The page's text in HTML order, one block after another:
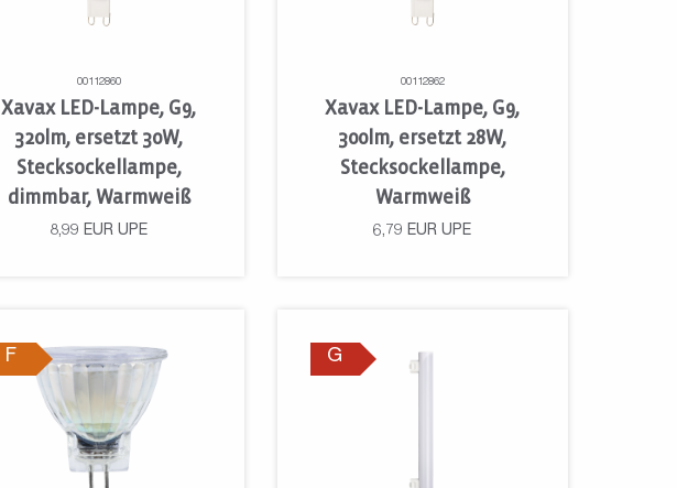
00112860
Xavax LED-Lampe, G9,
320lm, ersetzt 30W,
Stecksockellampe,
dimmbar, Warmweiß
8,99 EUR UPE
00112862
Xavax LED-Lampe, G9,
300lm, ersetzt 28W,
Stecksockellampe,
Warmweiß
6,79 EUR UPE
F G